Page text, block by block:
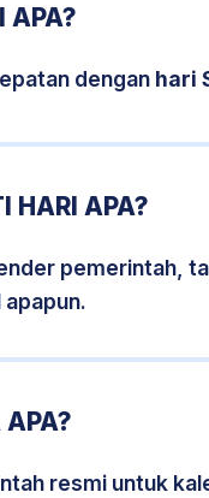
APA?
dengan hari
HARI APA?
pemerintah,
resmi untuk